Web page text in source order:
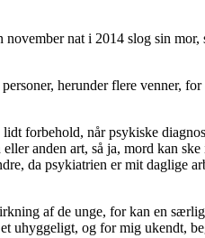
nat i 2014 slog sin mor,
herunder flere venner, for
forbehold, når psykiske
anden art, så ja, mord kan
da psykiatrien er mit daglige
af de unge, for kan en
uhyggeligt, og for mig ukendt,